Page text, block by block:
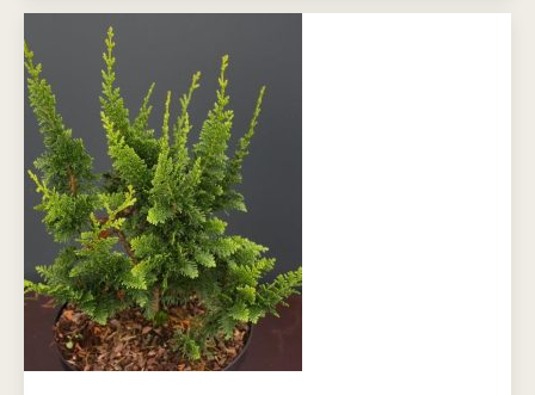
Пузыреплодник
Сирень
Сосна
Спирея
Тысячелистник
Чубушник (жасмин)